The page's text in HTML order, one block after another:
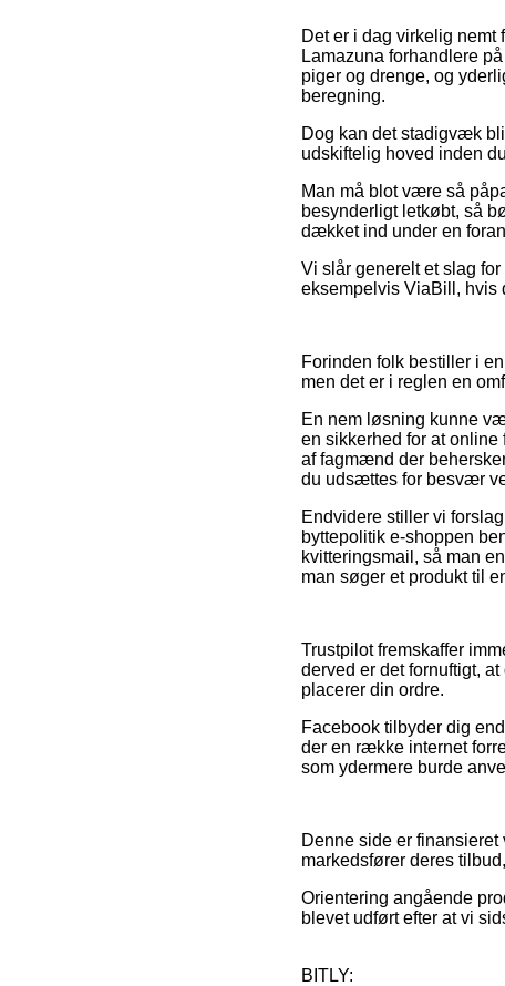
Det er i dag virkelig nemt
Lamazuna forhandlere
piger og drenge, og
beregning.
Dog kan det stadigvæk
udskiftelig hoved inden
Man må blot være så
besynderligt letkøbt, så
dækket ind under en
Vi slår generelt et slag
eksempelvis ViaBill, hvis
Forinden folk bestiller i
men det er i reglen en
En nem løsning kunne
en sikkerhed for at online
af fagmænd der
du udsættes for besvær
Endvidere stiller vi
byttepolitik e-shoppen
kvitteringsmail, så man
man søger et produkt til
Trustpilot fremskaffer
derved er det fornuftigt,
placerer din ordre.
Facebook tilbyder dig
der en række internet
som ydermere burde
Denne side er
markedsfører deres
Orientering angående
blevet udført efter at vi
BITLY: